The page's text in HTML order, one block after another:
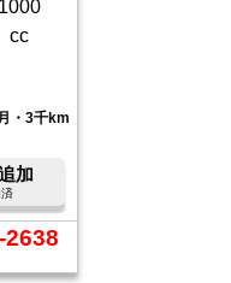
1000
cc
・3千km
加
2638